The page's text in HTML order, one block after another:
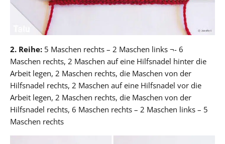
2. Reihe: 5 Maschen rechts – 2 Maschen links ¬- 6
Maschen rechts, 2 Maschen auf eine Hilfsnadel hinter die
Arbeit legen, 2 Maschen rechts, die Maschen von der
Hilfsnadel rechts, 2 Maschen auf eine Hilfsnadel vor die
Arbeit legen, 2 Maschen rechts, die Maschen von der
Hilfsnadel rechts, 6 Maschen rechts – 2 Maschen links – 5
Maschen rechts